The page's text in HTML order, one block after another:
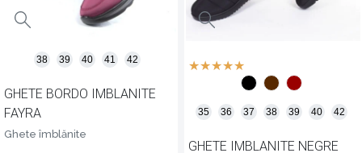
GHETE BORDO IMBLANITE
FAYRA
Ghete îmblănite
38 39 40 41 42
GHETE IMBLANITE NEGRE
35 36 37 38 39 40 42